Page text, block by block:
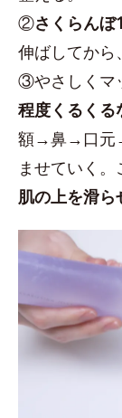
②さくらんぼ
伸ばしてから
③やさしくマ
程度くるくる
額→鼻→口元→
ませていく。
肌の上を滑ら